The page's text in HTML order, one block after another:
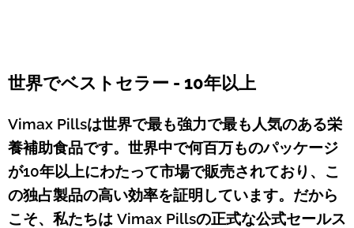
世界でベストセラー - 10年以上
Vimax Pillsは世界で最も強力で最も人気のある栄
養補助食品です。世界中で何百万ものパッケージ
が10年以上にわたって市場で販売されており、こ
の独占製品の高い効率を証明しています。だから
こそ、私たちは Vimax Pillsの正式な公式セールス